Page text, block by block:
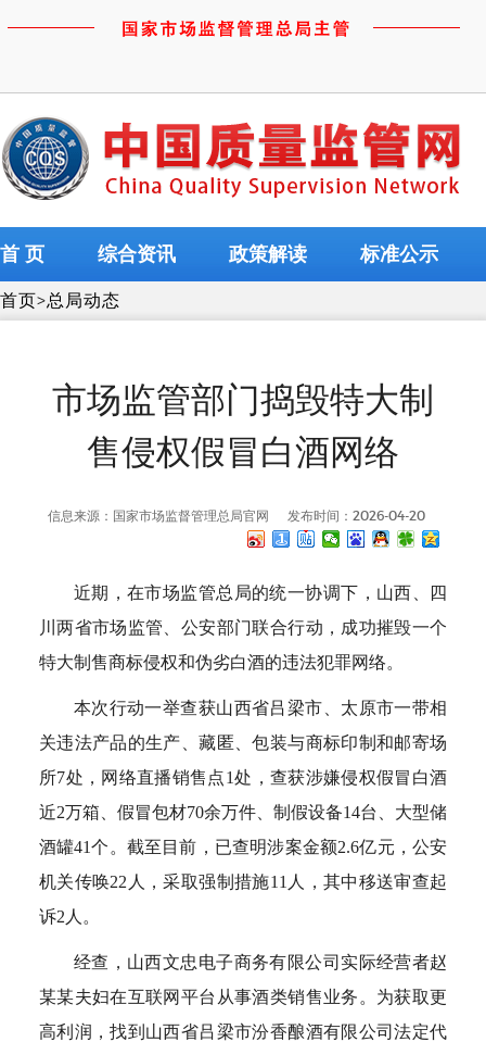
首 页 综合资讯 政策解读 标准公示
首页>总局动态
市场监管部门捣毁特大制
售侵权假冒白酒网络
信息来源：国家市场监督管理总局官网 发布时间：2026-04-20
近期，在市场监管总局的统一协调下，山西、四
川两省市场监管、公安部门联合行动，成功摧毁一个
特大制售商标侵权和伪劣白酒的违法犯罪网络。
本次行动一举查获山西省吕梁市、太原市一带相
关违法产品的生产、藏匿、包装与商标印制和邮寄场
所7处，网络直播销售点1处，查获涉嫌侵权假冒白酒
近2万箱、假冒包材70余万件、制假设备14台、大型储
酒罐41个。截至目前，已查明涉案金额2.6亿元，公安
机关传唤22人，采取强制措施11人，其中移送审查起
诉2人。
经查，山西文忠电子商务有限公司实际经营者赵
某某夫妇在互联网平台从事酒类销售业务。为获取更
高利润，找到山西省吕梁市汾香酿酒有限公司法定代